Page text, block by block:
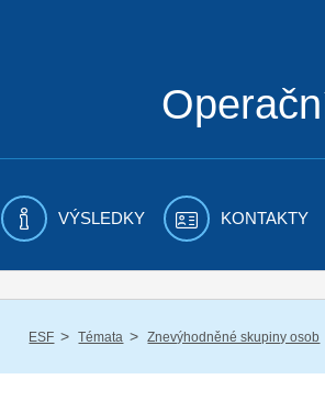
VÝSLEDKY KONTAKTY
ESF / Témata / Znevýhodněné skupiny osob